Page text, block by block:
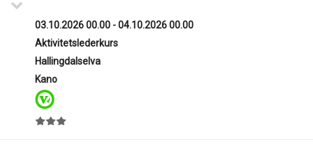
03.10.2026 00.00 - 04.10.2026 00.00
Aktivitetslederkurs
Hallingdalselva
Kano